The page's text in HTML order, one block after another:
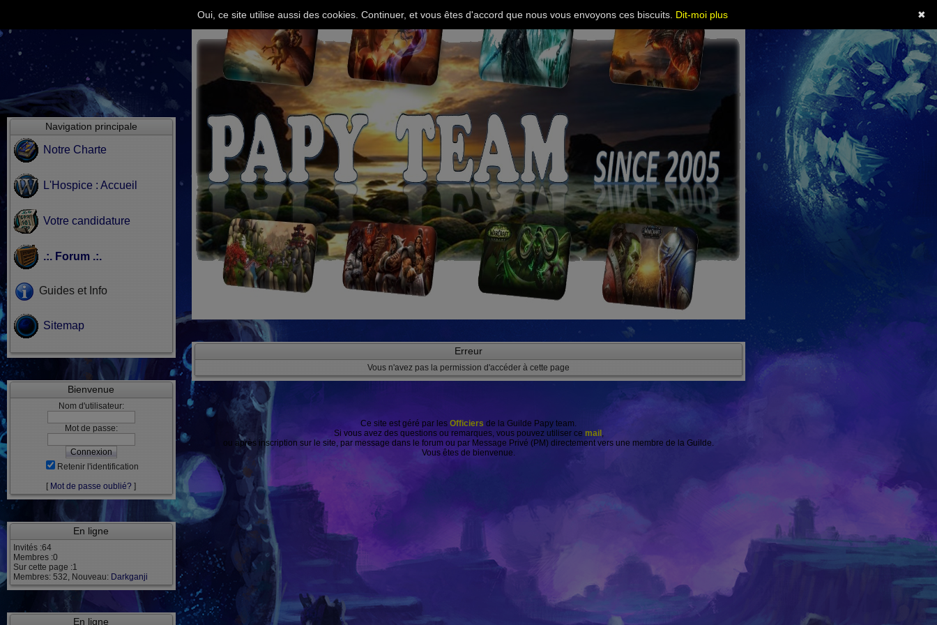
Navigation principale
Notre Charte
L'Hospice : Accueil
Votre candidature
.:. Forum .:.
Guides et Info
Sitemap
Bienvenue
Nom d'utilisateur:
Mot de passe:
Retenir l'identification
[ Mot de passe oublié? ]
En ligne
Invités :64
Membres :0
Sur cette page :1
Membres: 532, Nouveau: Darkganji
En ligne
Erreur
Vous n'avez pas la permission d'accéder à cette page
Ce site est géré par les Officiers de la Guilde Papy team.
Si vous avez des questions ou remarques, vous pouvez utiliser ce mail ,
ou après inscription sur le site, par message dans le forum ou par Message Privé (PM) directement vers une membre de la Guilde.
Vous êtes de bienvenue.
✖
Oui, ce site utilise aussi des cookies. Continuer, et vous êtes d'accord que nous vous envoyons ces biscuits. Dit-moi plus